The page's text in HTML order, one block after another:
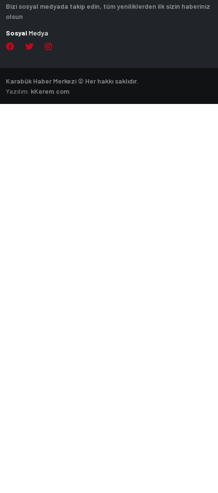
Bizi sosyal medyada takip edin, tüm yeniliklerden ilk sizin haberiniz
olsun
Sosyal Medya
Karabük Haber Merkezi © Her hakkı saklıdır.
Yazılım: kKerem.com